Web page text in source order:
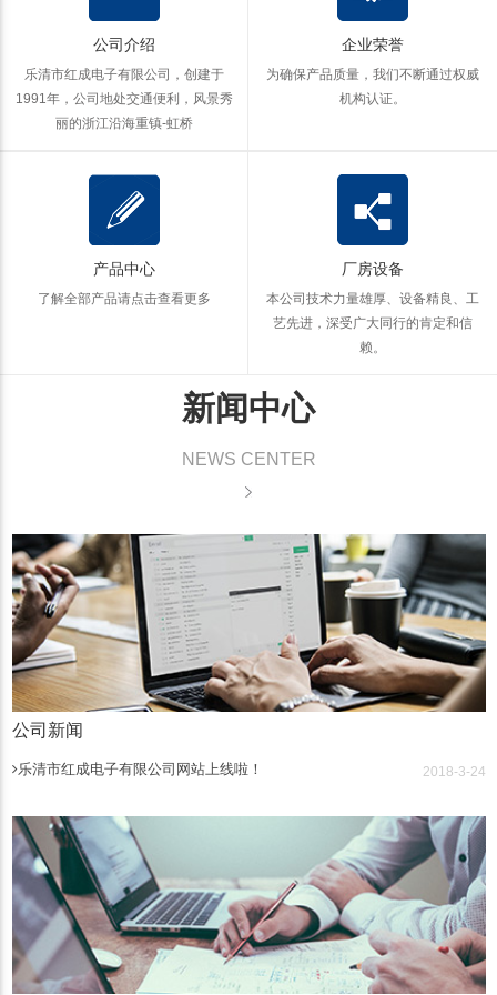
公司介绍
乐清市红成电子有限公司，创建于
1991年，公司地处交通便利，风景秀
丽的浙江沿海重镇-虹桥
企业荣誉
为确保产品质量，我们不断通过权威
机构认证。
产品中心
了解全部产品请点击查看更多
厂房设备
本公司技术力量雄厚、设备精良、工
艺先进，深受广大同行的肯定和信
赖。
新闻中心
NEWS CENTER
公司新闻
乐清市红成电子有限公司网站上线啦！ 2018-3-24